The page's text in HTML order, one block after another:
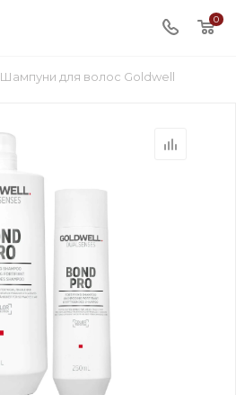
0
Шампуни для волос Goldwell